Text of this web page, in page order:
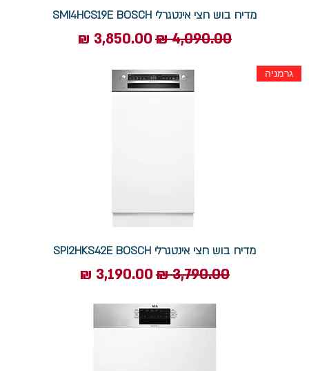
מדיח בוש חצי אינטגרלי SMI4HCS19E BOSCH
מחיר רגיל מחיר מבצע
גרמניה
מדיח בוש חצי אינטגרלי SPI2HKS42E BOSCH
מחיר רגיל מחיר מבצע